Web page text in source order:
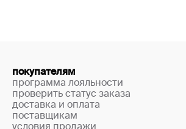
покупателям
программа лояльности
проверить статус заказа
доставка и оплата
поставщикам
условия продажи